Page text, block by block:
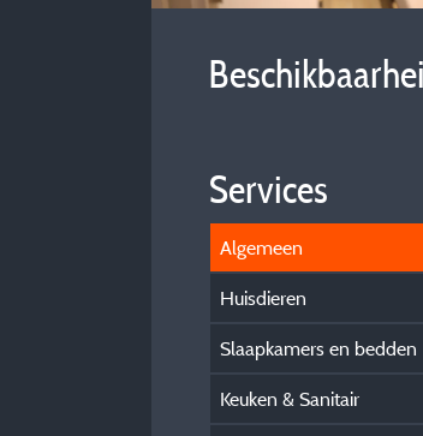
Services
Algemeen
Huisdieren
Slaapkamers en bedden
Keuken & Sanitair